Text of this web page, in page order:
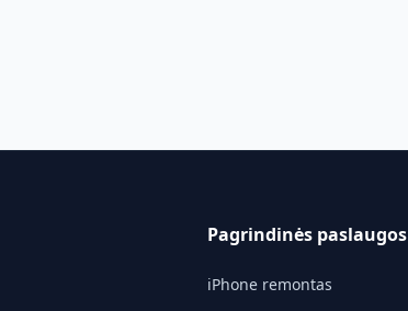
Pagrindinės paslaugos
iPhone remontas